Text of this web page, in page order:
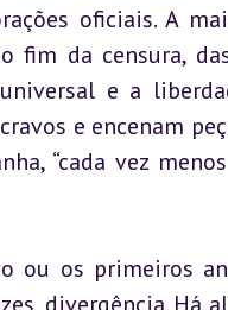
oficiais. A
fim da censura,
e a
e encenam
“cada vez
ou os primeiros